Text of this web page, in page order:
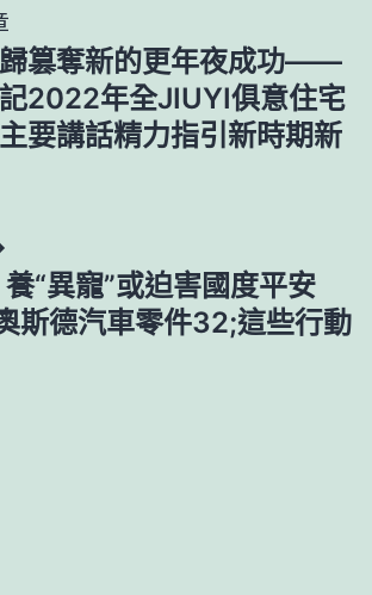
篡奪新的更年夜成功——
2022年全JIUYI俱意住宅
要講話精力指引新時期新
“異寵”或迫害國度平安
斯德汽車零件32;這些行動